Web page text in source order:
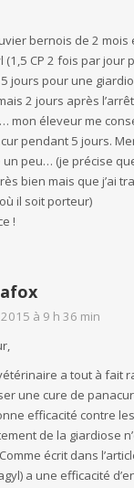
bernois de 2 mois
(1,5 CP 2 fois par jour
jours pour une
2 jours après
mon éleveur me
pendant 5 jours.
peu… (je précise
bien mais que j’ai
il soit porteur)
!
à 9 h 36 min
a tout à fait
une cure de
efficacité contre
de la giardiose
écrit dans
a une efficacité